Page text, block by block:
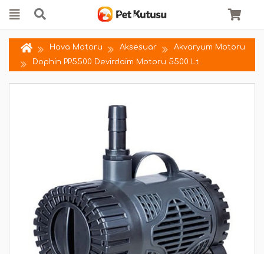
Hava Motoru Aksesuar
Akvaryum Motoru
Dophin PP5500 Devirdaim Motoru 5500 Lt